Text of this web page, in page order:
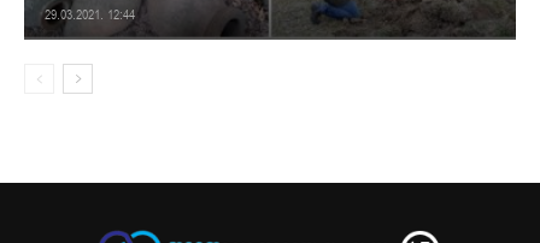
29.03.2021. 12:44